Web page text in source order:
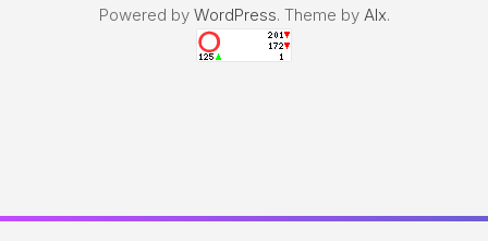
Powered by WordPress. Theme by Alx.